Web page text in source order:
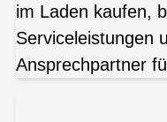
im Laden kaufen,
Serviceleistungen
Ansprechpartner